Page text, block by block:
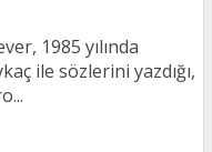
1985 yılında
ile sözlerini yazdığı,